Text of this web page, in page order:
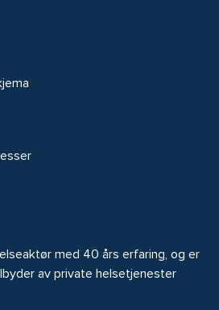
med 40 års erfaring, og er
av private helsetjenester